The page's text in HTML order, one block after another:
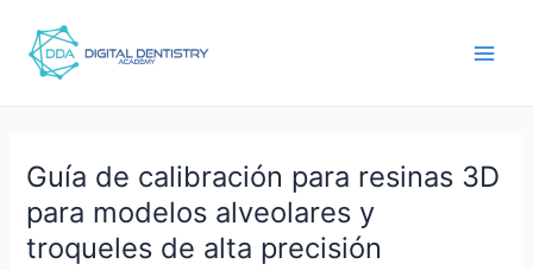
contenido
Guía de calibración para resinas 3D
para modelos alveolares y
troqueles de alta precisión
Guía
calibración
para
entradas